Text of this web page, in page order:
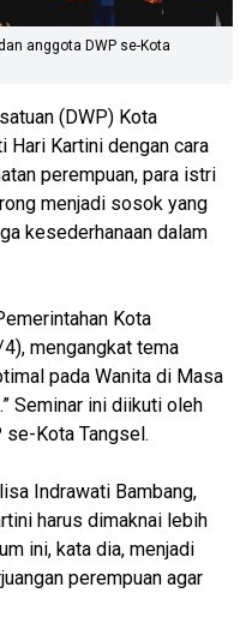
anggota DWP se-Kota
(DWP) Kota
Hari Kartini dengan cara
perempuan, para istri
menjadi sosok yang
kesederhanaan dalam
Kota
mengangkat tema
pada Wanita di Masa
Seminar ini diikuti oleh
se-Kota Tangsel.
Indrawati Bambang,
harus dimaknai lebih
ini, kata dia, menjadi
perempuan agar